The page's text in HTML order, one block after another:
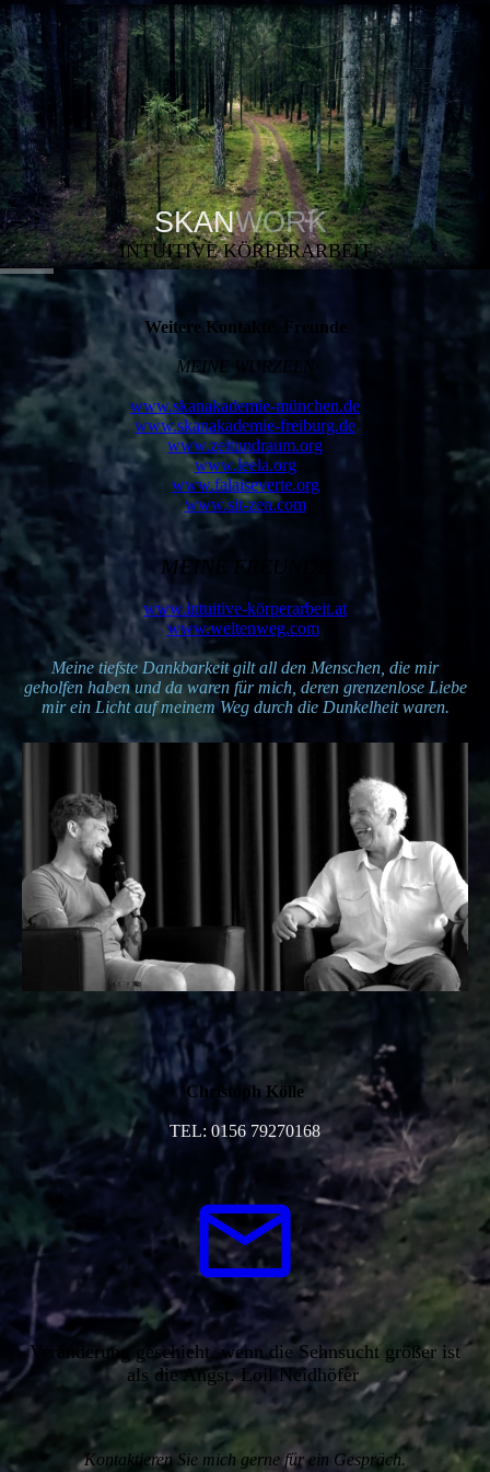
SKANWORK
INTUITIVE KÖRPERARBEIT
Weitere Kontakte, Freunde
MEINE WURZELN
www.skanakademie-münchen.de
www.skanakademie-freiburg.de
www.zeitundraum.org
www.leela.org
www.falaiseverte.org
www.sit-zen.com
MEINE FREUNDE
www.intuitive-körperarbeit.at
www.weltenweg.com
Meine tiefste Dankbarkeit gilt all den Menschen, die mir
geholfen haben und da waren für mich, deren grenzenlose Liebe
mir ein Licht auf meinem Weg durch die Dunkelheit waren.
Christoph Kölle
TEL: 0156 79270168
Veränderung geschieht, wenn die Sehnsucht größer ist
als die Angst. Loil Neidhöfer
Kontaktieren Sie mich gerne für ein Gespräch.